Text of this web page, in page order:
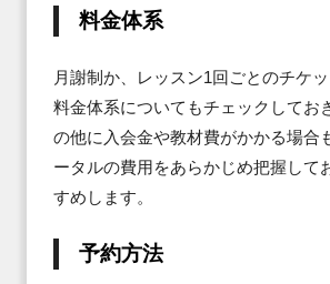
料⾦体系
月謝制か、レッスン1回ごとのチケッ
料金体系についてもチェックしてお
の他に入会金や教材費がかかる場合
ータルの費用をあらかじめ把握して
すめします。
予約⽅法